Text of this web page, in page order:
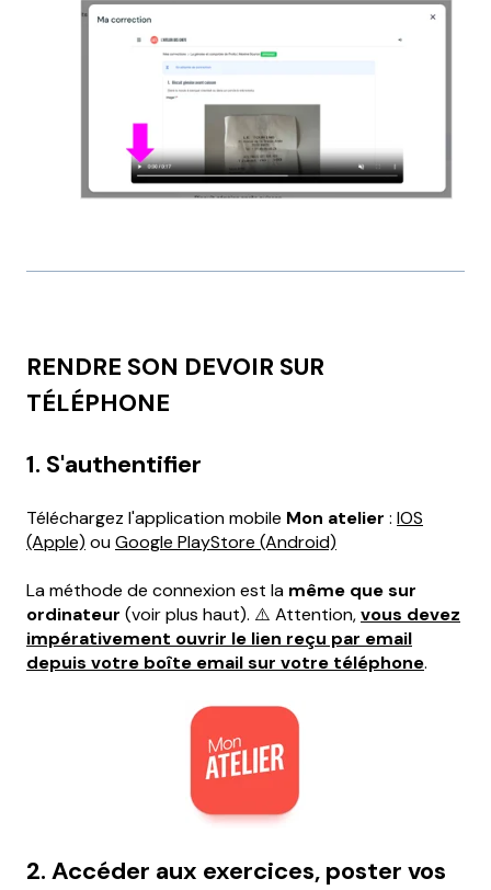
RENDRE SON DEVOIR SUR
TÉLÉPHONE
1. S'authentifier
Téléchargez l'application mobile Mon atelier : IOS
(Apple) ouGoogle PlayStore (Android)
La méthode de connexion est la même que sur
ordinateur (voir plus haut). ⚠️ Attention,vous devez
impérativement ouvrir le lien reçu par email
depuis votre boîte email sur votre téléphone.
2. Accéder aux exercices, poster vos